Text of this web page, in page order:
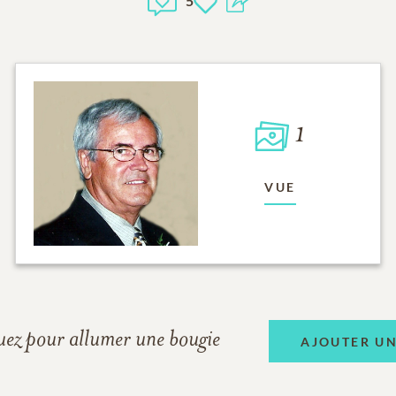
1
VUE
pour allumer une bougie AJOUTER